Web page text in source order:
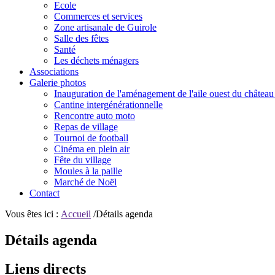
Ecole
Commerces et services
Zone artisanale de Guirole
Salle des fêtes
Santé
Les déchets ménagers
Associations
Galerie photos
Inauguration de l'aménagement de l'aile ouest du
Cantine intergénérationnelle
Rencontre auto moto
Repas de village
Tournoi de football
Cinéma en plein air
Fête du village
Moules à la paille
Marché de Noël
Contact
Vous êtes ici : Accueil /Détails agenda
Détails agenda
Liens directs